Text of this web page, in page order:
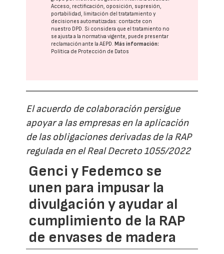
Acceso, rectificación, oposición, supresión,
portabilidad, limitación del tratatamiento y
decisiones automatizadas: contacte con
nuestro DPD. Si considera que el tratamiento no
se ajusta a la normativa vigente, puede presentar
reclamación ante laAEPD.Más información:
Política de Protección de Datos
El acuerdo de colaboración persigue
apoyar a las empresas en la aplicación
de las obligaciones derivadas de la RAP
regulada en el Real Decreto 1055/2022
Genci y Fedemco se
unen para impusar la
divulgación y ayudar al
cumplimiento de la RAP
de envases de madera